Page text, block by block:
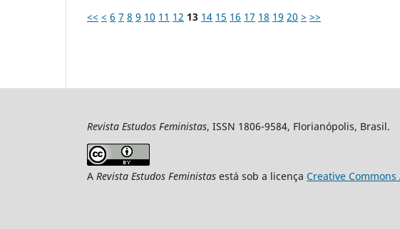
<< < 6 7 8 9 10 11 12 13 14 15 16 17 18 19 20 > >>
Revista Estudos Feministas, ISSN 1806-9584, Florianópolis, Brasil.
A Revista Estudos Feministas está sob a licença Creative